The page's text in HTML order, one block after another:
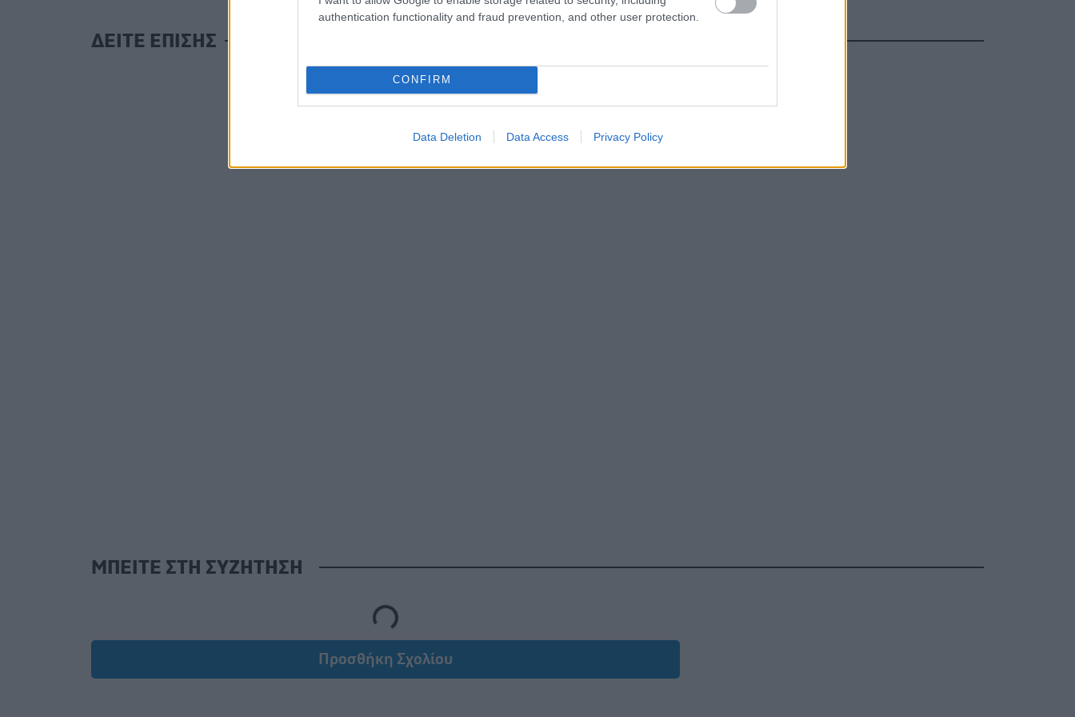
authentication functionality and fraud prevention, and other user protection.
CONFIRM
Data Deletion Data Access Privacy Policy
ΔΕΙΤΕ ΕΠΙΣΗΣ
ΜΠΕΙΤΕ ΣΤΗ ΣΥΖΗΤΗΣΗ
Loading...
Προσθήκη Σχολίου